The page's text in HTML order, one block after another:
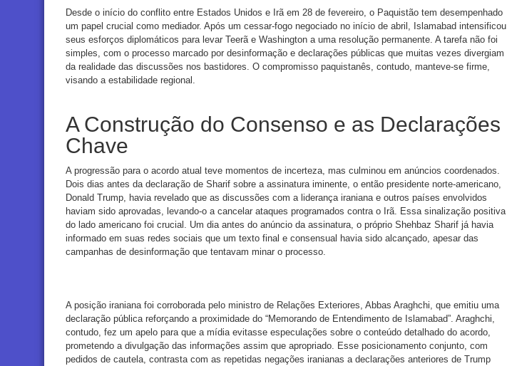
Desde o início do conflito entre Estados Unidos e Irã em 28 de fevereiro, o Paquistão tem desempenhado
um papel crucial como mediador. Após um cessar-fogo negociado no início de abril, Islamabad intensificou
seus esforços diplomáticos para levar Teerã e Washington a uma resolução permanente. A tarefa não foi
simples, com o processo marcado por desinformação e declarações públicas que muitas vezes divergiam
da realidade das discussões nos bastidores. O compromisso paquistanês, contudo, manteve-se firme,
visando a estabilidade regional.
A Construção do Consenso e as Declarações
Chave
A progressão para o acordo atual teve momentos de incerteza, mas culminou em anúncios coordenados.
Dois dias antes da declaração de Sharif sobre a assinatura iminente, o então presidente norte-americano,
Donald Trump, havia revelado que as discussões com a liderança iraniana e outros países envolvidos
haviam sido aprovadas, levando-o a cancelar ataques programados contra o Irã. Essa sinalização positiva
do lado americano foi crucial. Um dia antes do anúncio da assinatura, o próprio Shehbaz Sharif já havia
informado em suas redes sociais que um texto final e consensual havia sido alcançado, apesar das
campanhas de desinformação que tentavam minar o processo.
A posição iraniana foi corroborada pelo ministro de Relações Exteriores, Abbas Araghchi, que emitiu uma
declaração pública reforçando a proximidade do “Memorando de Entendimento de Islamabad”. Araghchi,
contudo, fez um apelo para que a mídia evitasse especulações sobre o conteúdo detalhado do acordo,
prometendo a divulgação das informações assim que apropriado. Esse posicionamento conjunto, com
pedidos de cautela, contrasta com as repetidas negações iranianas a declarações anteriores de Trump